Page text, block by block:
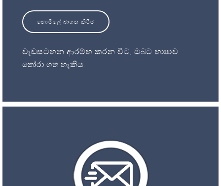
නොමිලේ බාගත කිරීම
වැඩසටහන ආරම්භ කරන විට, ඔබට භාෂාව
තෝරා ගත හැකිය.